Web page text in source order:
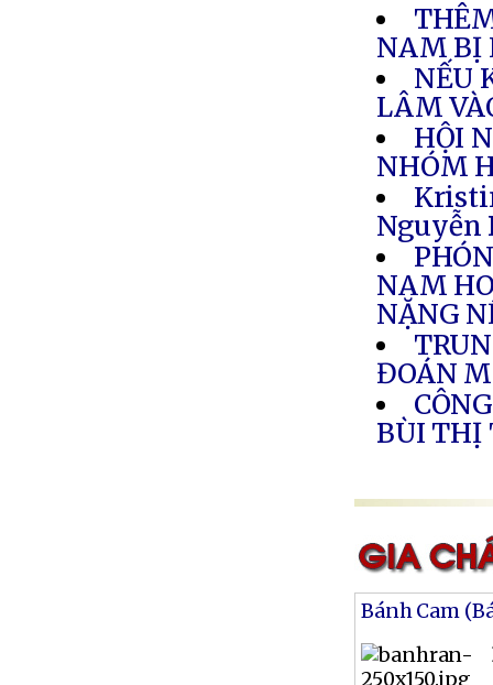
NAM BỊ
NẾU
LÂM
HỘI
NHÓM
Nguyễn
NAM
NẶNG
ĐOÁN
BÙI THỊ
Bánh Cam